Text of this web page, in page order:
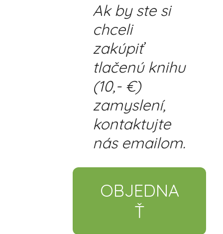
Ak by ste si
chceli
zakúpiť
tlačenú knihu
(10,- €)
zamyslení,
kontaktujte
nás emailom.
OBJEDNA
Ť